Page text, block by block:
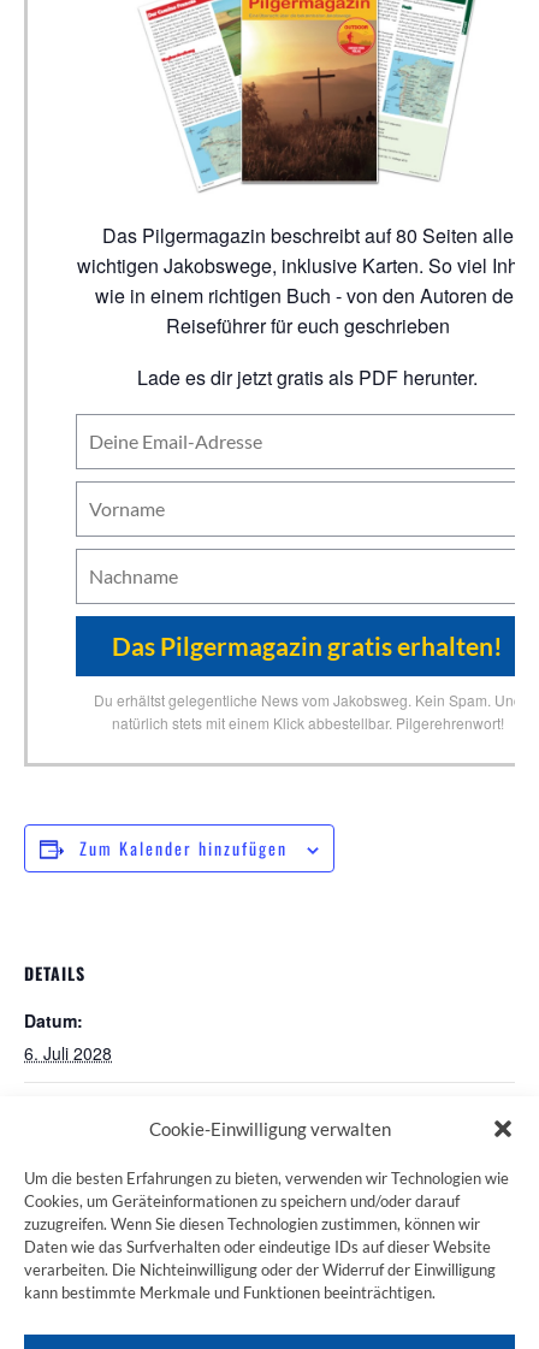
Cookie-Einwilligung verwalten
Um die besten Erfahrungen zu bieten, verwenden wir Technologien wie
Cookies, um Geräteinformationen zu speichern und/oder darauf
zuzugreifen. Wenn Sie diesen Technologien zustimmen, können wir
Daten wie das Surfverhalten oder eindeutige IDs auf dieser Website
verarbeiten. Die Nichteinwilligung oder der Widerruf der Einwilligung
kann bestimmte Merkmale und Funktionen beeinträchtigen.
Das Pilgermagazin beschreibt auf 80 Seiten alle
wichtigen Jakobswege, inklusive Karten. So viel Inhalt
wie in einem richtigen Buch - von den Autoren der
Reiseführer für euch geschrieben
Lade es dir jetzt gratis als PDF herunter.
Du erhältst gelegentliche News vom Jakobsweg. Kein Spam. Und
natürlich stets mit einem Klick abbestellbar. Pilgerehrenwort!
Zum Kalender hinzufügen
DETAILS
Datum:
6. Juli 2028
Pilgerstammtisch in Nürnberg Pilgerstammtisch Volkach
ZUM JAKOBSWEG SHOP